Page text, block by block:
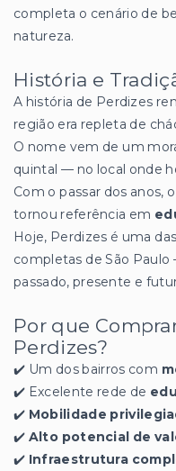
completa o cenário de
natureza.
História e
A história de Perdizes
região era repleta de
O nome vem de um
quintal — no local onde
Com o passar dos anos,
tornou referência em
Hoje, Perdizes é uma
completas de São
passado, presente e
Por que
Perdizes?
✔️ Um dos bairros com
✔️ Excelente rede de
✔️ Mobilidade
✔️ Alto potencial de
✔️ Infraestrutura